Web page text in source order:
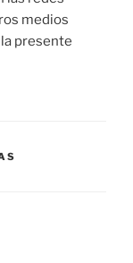
medios
presente